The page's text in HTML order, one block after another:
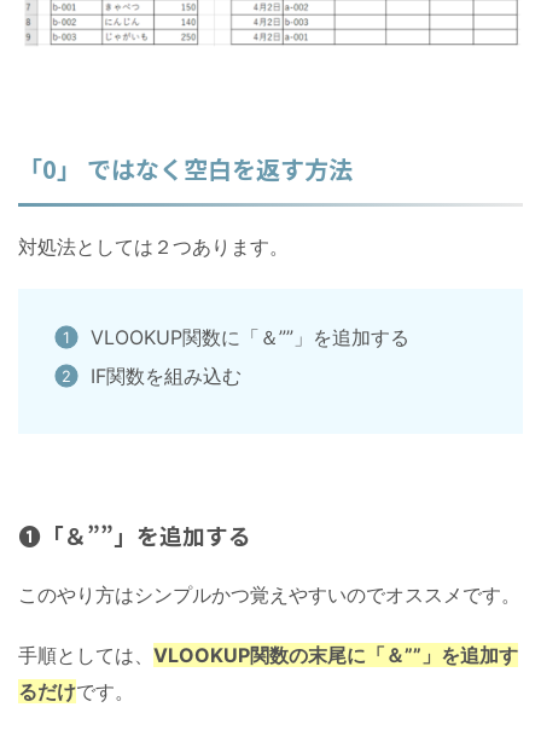
「0」 ではなく空白を返す方法
対処法としては２つあります。
VLOOKUP関数に「＆””」を追加する
IF関数を組み込む
❶「＆””」を追加する
このやり方はシンプルかつ覚えやすいのでオススメです。
手順としては、 VLOOKUP関数の末尾に「＆””」を追加す
るだけです。